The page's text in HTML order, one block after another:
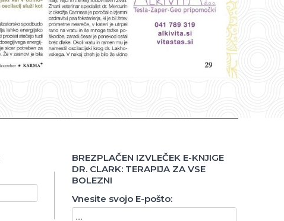
BREZPLAČEN IZVLEČEK E-KNJIGE
DR. CLARK: TERAPIJA ZA VSE
BOLEZNI
Vnesite svojo E-pošto: